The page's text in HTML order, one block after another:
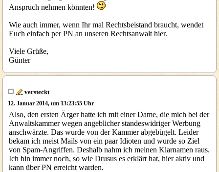
Anspruch nehmen könnten!
Wie auch immer, wenn Ihr mal Rechtsbeistand braucht, wendet
Euch einfach per PN an unseren Rechtsanwalt hier.
Viele Grüße,
Günter
versteckt
12. Januar 2014, um 13:23:55 Uhr
Also, den ersten Ärger hatte ich mit einer Dame, die mich bei der
Anwaltskammer wegen angeblicher standeswidriger Werbung
anschwärzte. Das wurde von der Kammer abgebügelt. Leider
bekam ich meist Mails von ein paar Idioten und wurde so Ziel
von Spam-Angriffen. Deshalb nahm ich meinen Klarnamen raus.
Ich bin immer noch, so wie Drusus es erklärt hat, hier aktiv und
kann über PN erreicht warden.